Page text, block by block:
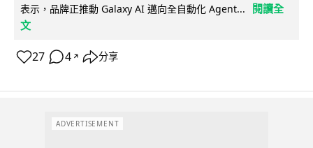
表示，品牌正推動 Galaxy AI 邁向全自動化 Agent...
閱讀全
文
27 4 ↗ 分享
ADVERTISEMENT